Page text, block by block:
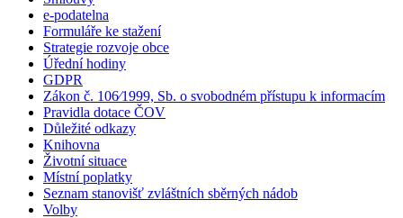
e-podatelna
Formuláře ke stažení
Strategie rozvoje obce
Úřední hodiny
GDPR
Zákon č. 106⁄1999, Sb. o svobodném přístupu k informacím
Pravidla dotace ČOV
Důležité odkazy
Knihovna
Životní situace
Místní poplatky
Seznam stanovišť zvláštních sběrných nádob
Volby